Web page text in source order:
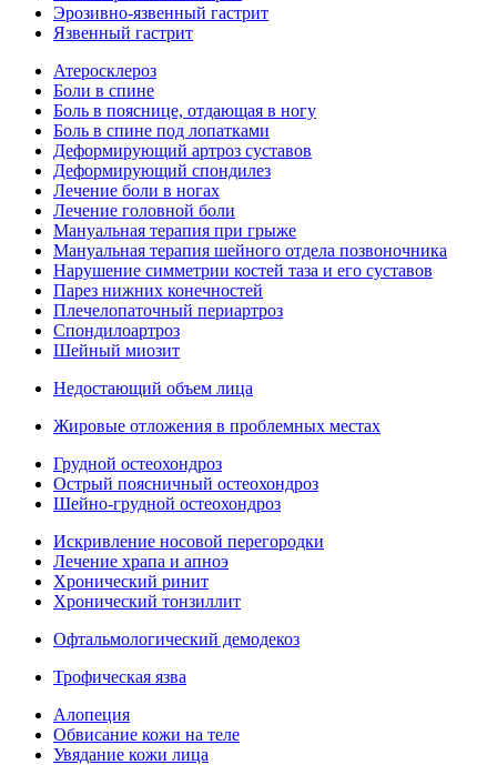
Эрозивно-язвенный гастрит
Язвенный гастрит
Атеросклероз
Боли в спине
Боль в пояснице, отдающая в ногу
Боль в спине под лопатками
Деформирующий артроз суставов
Деформирующий спондилез
Лечение боли в ногах
Лечение головной боли
Мануальная терапия при грыже
Мануальная терапия шейного отдела позвоночника
Нарушение симметрии костей таза и его суставов
Парез нижних конечностей
Плечелопаточный периартроз
Спондилоартроз
Шейный миозит
Недостающий объем лица
Жировые отложения в проблемных местах
Грудной остеохондроз
Острый поясничный остеохондроз
Шейно-грудной остеохондроз
Искривление носовой перегородки
Лечение храпа и апноэ
Хронический ринит
Хронический тонзиллит
Офтальмологический демодекоз
Трофическая язва
Алопеция
Обвисание кожи на теле
Увядание кожи лица